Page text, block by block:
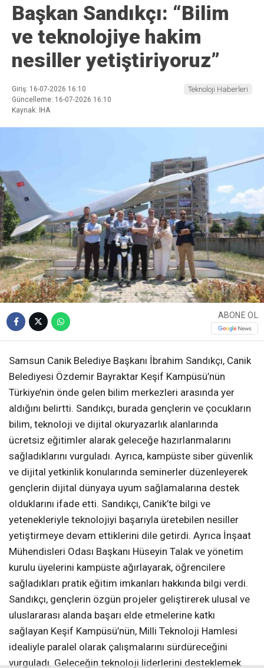
Başkan Sandıkçı: “Bilim
ve teknolojiye hakim
nesiller yetiştiriyoruz”
Giriş: 16-07-2026 16:10
Güncelleme: 16-07-2026 16:10
Kaynak: İHA
Teknoloji Haberleri
ABONE OL
Samsun Canik Belediye Başkanı İbrahim Sandıkçı, Canik
Belediyesi Özdemir Bayraktar Keşif Kampüsü’nün
Türkiye’nin önde gelen bilim merkezleri arasında yer
aldığını belirtti. Sandıkçı, burada gençlerin ve çocukların
bilim, teknoloji ve dijital okuryazarlık alanlarında
ücretsiz eğitimler alarak geleceğe hazırlanmalarını
sağladıklarını vurguladı. Ayrıca, kampüste siber güvenlik
ve dijital yetkinlik konularında seminerler düzenleyerek
gençlerin dijital dünyaya uyum sağlamalarına destek
olduklarını ifade etti. Sandıkçı, Canik’te bilgi ve
yetenekleriyle teknolojiyi başarıyla üretebilen nesiller
yetiştirmeye devam ettiklerini dile getirdi. Ayrıca İnşaat
Mühendisleri Odası Başkanı Hüseyin Talak ve yönetim
kurulu üyelerini kampüste ağırlayarak, öğrencilere
sağladıkları pratik eğitim imkanları hakkında bilgi verdi.
Sandıkçı, gençlerin özgün projeler geliştirerek ulusal ve
uluslararası alanda başarı elde etmelerine katkı
sağlayan Keşif Kampüsü’nün, Milli Teknoloji Hamlesi
idealiyle paralel olarak çalışmalarını sürdüreceğini
vurguladı. Geleceğin teknoloji liderlerini desteklemek